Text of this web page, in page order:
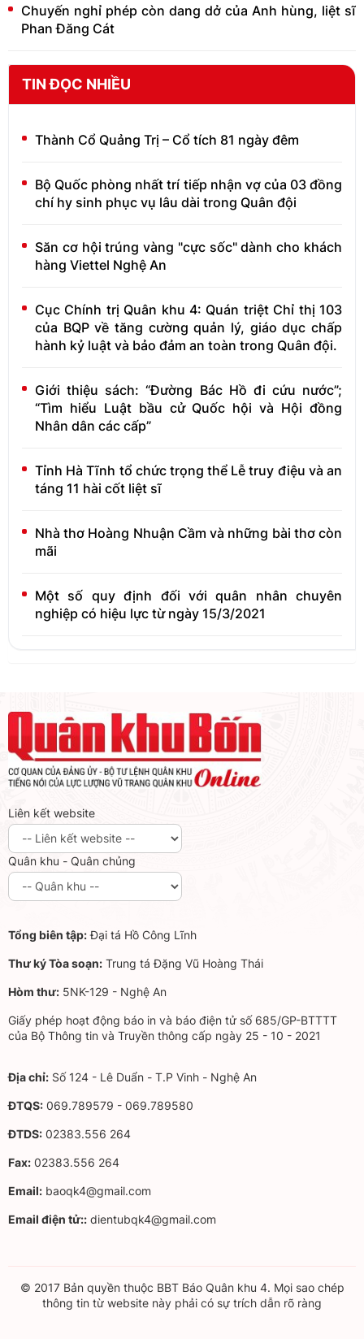
Chuyến nghỉ phép còn dang dở của Anh hùng, liệt sĩ
Phan Đăng Cát
TIN ĐỌC NHIỀU
Thành Cổ Quảng Trị – Cổ tích 81 ngày đêm
Bộ Quốc phòng nhất trí tiếp nhận vợ của 03 đồng
chí hy sinh phục vụ lâu dài trong Quân đội
Săn cơ hội trúng vàng "cực sốc" dành cho khách
hàng Viettel Nghệ An
Cục Chính trị Quân khu 4: Quán triệt Chỉ thị 103
của BQP về tăng cường quản lý, giáo dục chấp
hành kỷ luật và bảo đảm an toàn trong Quân đội.
Giới thiệu sách: “Đường Bác Hồ đi cứu nước”;
“Tìm hiểu Luật bầu cử Quốc hội và Hội đồng
Nhân dân các cấp”
Tỉnh Hà Tĩnh tổ chức trọng thể Lễ truy điệu và an
táng 11 hài cốt liệt sĩ
Nhà thơ Hoàng Nhuận Cầm và những bài thơ còn
mãi
Một số quy định đối với quân nhân chuyên
nghiệp có hiệu lực từ ngày 15/3/2021
Liên kết website
Quân khu - Quân chủng
Tổng biên tập:Đại tá Hồ Công Lĩnh
Thư ký Tòa soạn: Trung tá Đặng Vũ Hoàng Thái
Hòm thư: 5NK-129 - Nghệ An
Giấy phép hoạt động báo in và báo điện tử số 685/GP-BTTTT
của Bộ Thông tin và Truyền thông cấp ngày 25 - 10 - 2021
Địa chỉ: Số 124 - Lê Duẩn - T.P Vinh - Nghệ An
ĐTQS: 069.789579 - 069.789580
ĐTDS: 02383.556 264
Fax: 02383.556 264
Email: baoqk4@gmail.com
Email điện tử:: dientubqk4@gmail.com
© 2017 Bản quyền thuộc BBT Báo Quân khu 4. Mọi sao chép
thông tin từ website này phải có sự trích dẫn rõ ràng